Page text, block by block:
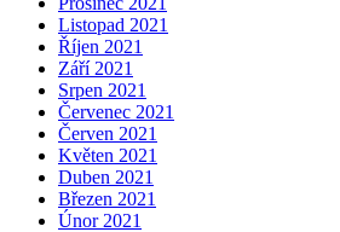
Listopad 2021
Říjen 2021
Září 2021
Srpen 2021
Červenec 2021
Červen 2021
Květen 2021
Duben 2021
Březen 2021
Únor 2021